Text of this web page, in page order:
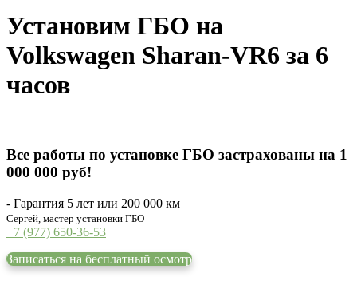
Установим ГБО на
Volkswagen Sharan-VR6 за 6
часов
Все работы по установке ГБО застрахованы на 1
000 000 руб!
- Гарантия 5 лет или 200 000 км
Сергей, мастер установки ГБО
+7 (977) 650-36-53
Записаться на бесплатный осмотр